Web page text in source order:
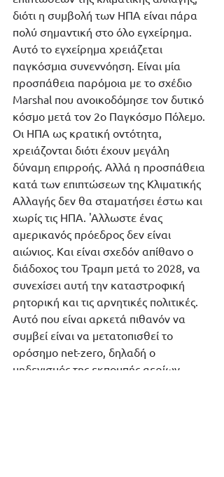
διότι η συμβολή των ΗΠΑ είναι πάρα
πολύ σημαντική στο όλο εγχείρημα.
Αυτό το εγχείρημα χρειάζεται
παγκόσμια συνεννόηση. Είναι μία
προσπάθεια παρόμοια με το σχέδιο
Marshal που ανοικοδόμησε τον δυτικό
κόσμο μετά τον 2ο Παγκόσμο Πόλεμο.
Οι ΗΠΑ ως κρατική οντότητα,
χρειάζονται διότι έχουν μεγάλη
δύναμη επιρροής. Αλλά η προσπάθεια
κατά των επιπτώσεων της Κλιματικής
Αλλαγής δεν θα σταματήσει έστω και
χωρίς τις ΗΠΑ. 'Αλλωστε ένας
αμερικανός πρόεδρος δεν είναι
αιώνιος. Και είναι σχεδόν απίθανο ο
διάδοχος του Τραμπ μετά το 2028, να
συνεχίσει αυτή την καταστροφική
ρητορική και τις αρνητικές πολιτικές.
Αυτό που είναι αρκετά πιθανόν να
συμβεί είναι να μετατοπισθεί το
ορόσημο net-zero, δηλαδή ο
μηδενισμός της εκπομπής αερίων